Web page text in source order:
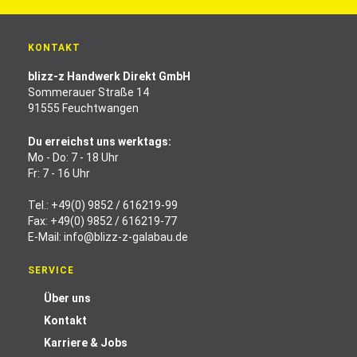
KONTAKT
blizz-z Handwerk Direkt GmbH
Sommerauer Straße 14
91555 Feuchtwangen
Du erreichst uns werktags:
Mo - Do: 7 - 18 Uhr
Fr: 7 - 16 Uhr
Tel.: +49(0) 9852 / 616219-99
Fax: +49(0) 9852 / 616219-77
E-Mail: info@blizz-z-galabau.de
SERVICE
Über uns
Kontakt
Karriere & Jobs